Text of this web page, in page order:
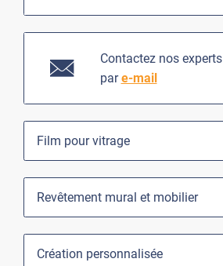
Contactez nos experts
pare-mail
Film pour vitrage
Revêtement mural et mobilier
Création personnalisée